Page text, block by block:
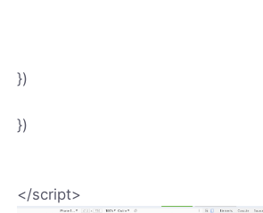
})
})
</script>